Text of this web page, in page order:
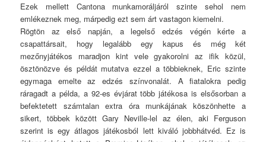
Ezek mellett Cantona munkamoráljáról szinte sehol nem
emlékeznek meg, márpedig ezt sem árt vastagon kiemelni.
Rögtön az első napján, a legelső edzés végén kérte a
csapattársait, hogy legalább egy kapus és még két
mezőnyjátékos maradjon kint vele gyakorolni az ifik közül,
ösztönözve és példát mutatva ezzel a többieknek, Eric szinte
egymaga emelte az edzés színvonalát. A fiatalokra pedig
ráragadt a példa, a 92-es évjárat több játékosa is elsősorban a
befektetett számtalan extra óra munkájának köszönhette a
sikert, többek között Gary Neville-lel az élen, aki Ferguson
szerint is egy átlagos játékosból lett kiváló jobbhátvéd. Ez is